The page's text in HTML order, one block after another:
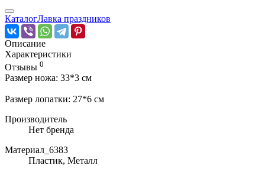
КаталогЛавка праздников
Описание
Характеристики
Отзывы 0
Размер ножа: 33*3 см
Размер лопатки: 27*6 см
Производитель
Нет бренда
Материал_6383
Пластик, Металл